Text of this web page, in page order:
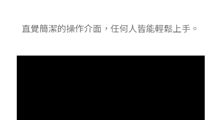
直覺簡潔的操作介面，任何人皆能輕鬆上手。